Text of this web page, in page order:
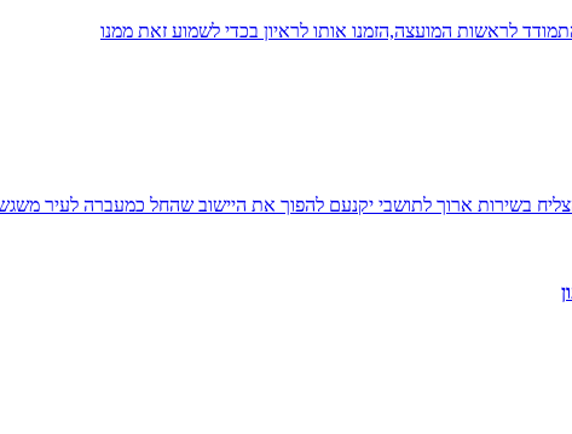
לראשות המועצה,הזמנו אותו לראיון בכדי לשמוע זאת ממנו
בשירות ארוך לתושבי יקנעם להפוך את היישוב שהחל כמעברה לעיר